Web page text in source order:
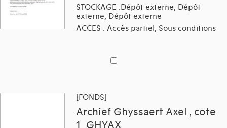
STOCKAGE :Dépôt externe, Dépôt
externe, Dépôt externe
ACCES : Accès partiel, Sous conditions
[FONDS]
Archief Ghyssaert Axel , cote
1_GHYAX